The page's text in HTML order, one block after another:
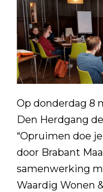
Op donderdag 8
Den Herdgang
“Opruimen doe
door Brabant
samenwerking
Waardig Wonen